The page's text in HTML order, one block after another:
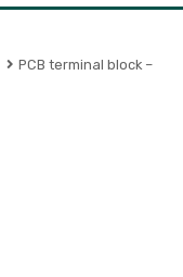
PCB terminal block –